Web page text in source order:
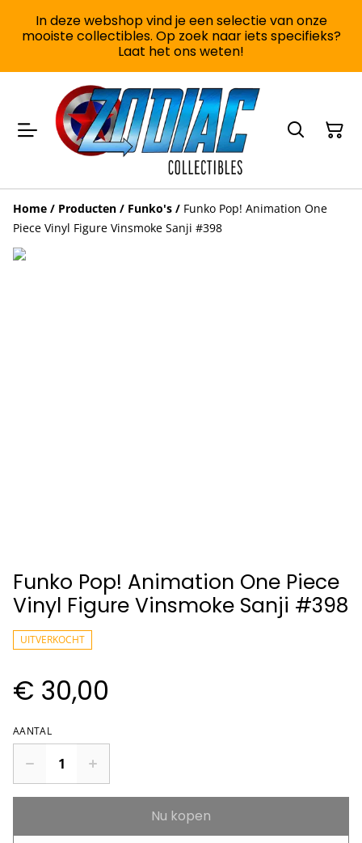
In deze webshop vind je een selectie van onze
mooiste collectibles. Op zoek naar iets specifieks?
Laat het ons weten!
Home / Producten / Funko's / Funko Pop! Animation One
Piece Vinyl Figure Vinsmoke Sanji #398
Funko Pop! Animation One Piece
Vinyl Figure Vinsmoke Sanji #398
UITVERKOCHT
€ 30,00
AANTAL
Nu kopen